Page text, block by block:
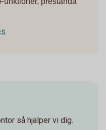
så hjälper vi dig.